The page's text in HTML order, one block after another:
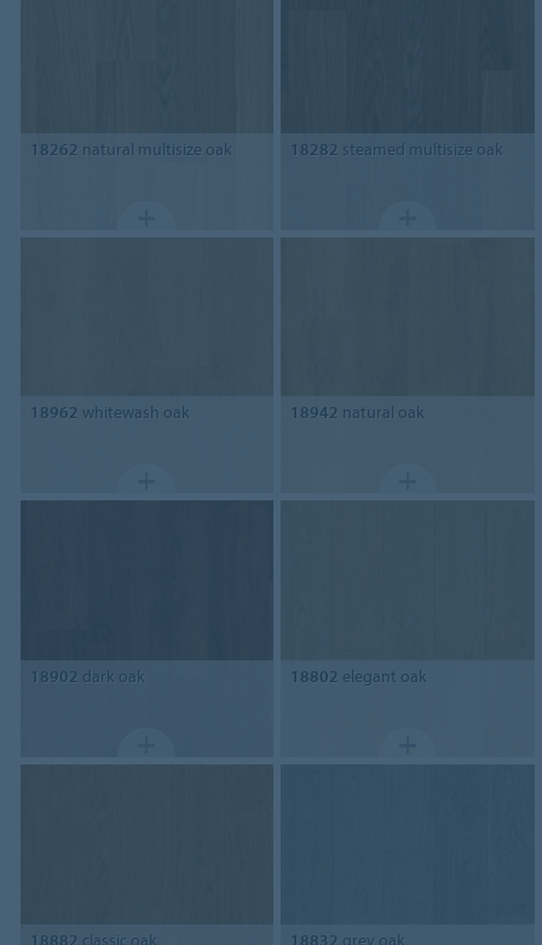
18262 natural multisize oak 18282 steamed multisize oak
18962 whitewash oak 18942 natural oak
18902 dark oak 18802 elegant oak
18882 classic oak 18832 grey oak